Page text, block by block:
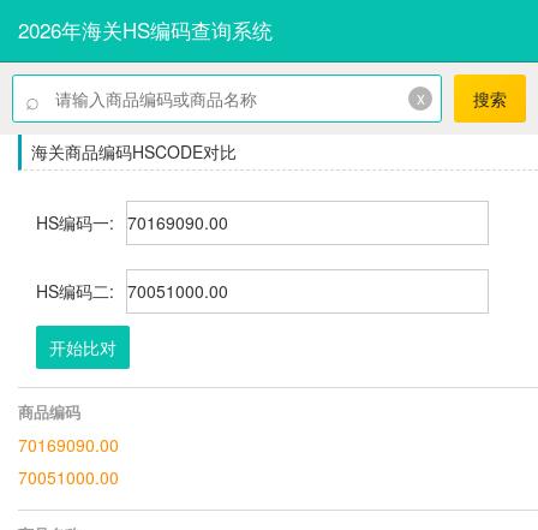
2026年海关HS编码查询系统
⌕ x 搜索
海关商品编码HSCODE对比
HS编码一:
HS编码二:
开始比对
商品编码
70169090.00
70051000.00